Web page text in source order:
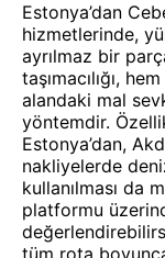
Estonya’dan
hizmetlerinde,
ayrılmaz bir
taşımacılığı,
alandaki mal
yöntemdir.
Estonya’dan,
nakliyelerde
kullanılması da
platformu
tüm rota